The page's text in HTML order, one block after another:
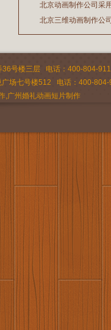
2026/02/28
北京动画制作公司采
2026/02/24
北京三维动画制作公
2026/02/09
36号楼三层 电话：400-804-
广场七号楼512 电话：400-
,广州婚礼动画短片制作